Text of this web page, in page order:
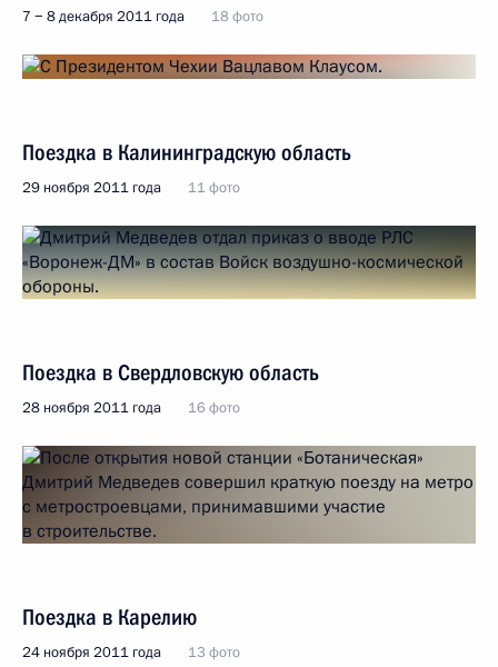
7 − 8 декабря 2011 года 18 фото
Поездка в Калининградскую область
29 ноября 2011 года 11 фото
Поездка в Свердловскую область
28 ноября 2011 года 16 фото
Поездка в Карелию
24 ноября 2011 года 13 фото